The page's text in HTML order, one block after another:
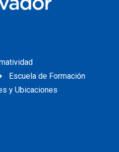
Escuela de Formación
y Ubicaciones